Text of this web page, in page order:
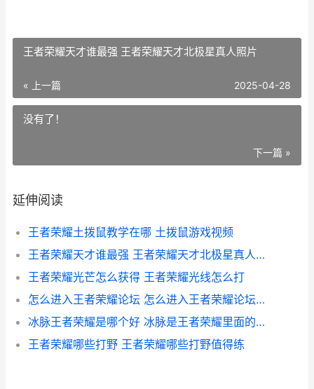
王者荣耀天才谁最强 王者荣耀天才北极星真人照片
« 上一篇 2025-04-28
没有了！
下一篇 »
延伸阅读
王者荣耀土拨鼠教学在哪 土拨鼠游戏视频
王者荣耀天才谁最强 王者荣耀天才北极星真人照片
王者荣耀光芒怎么获得 王者荣耀光线怎么打
怎么进入王者荣耀论坛 怎么进入王者荣耀论坛页面
冰脉王者荣耀是哪个好 冰脉是王者荣耀里面的什么装备
王者荣耀哪些打野 王者荣耀哪些打野值得练